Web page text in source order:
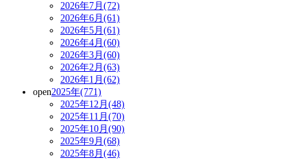
2026年7月(72)
2026年6月(61)
2026年5月(61)
2026年4月(60)
2026年3月(60)
2026年2月(63)
2026年1月(62)
open2025年(771)
2025年12月(48)
2025年11月(70)
2025年10月(90)
2025年9月(68)
2025年8月(46)